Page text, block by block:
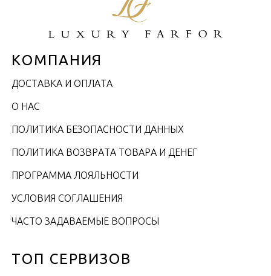
КОМПАНИЯ
ДОСТАВКА И ОПЛАТА
О НАС
ПОЛИТИКА БЕЗОПАСНОСТИ ДАННЫХ
ПОЛИТИКА ВОЗВРАТА ТОВАРА И ДЕНЕГ
ПРОГРАММА ЛОЯЛЬНОСТИ
УСЛОВИЯ СОГЛАШЕНИЯ
ЧАСТО ЗАДАВАЕМЫЕ ВОПРОСЫ
ТОП СЕРВИЗОВ